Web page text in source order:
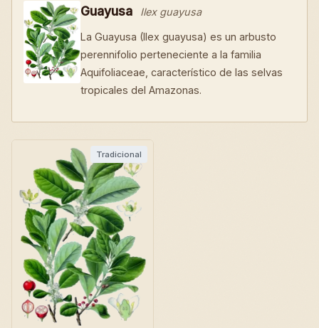
Guayusa Ilex guayusa
La Guayusa (Ilex guayusa) es un arbusto
perennifolio perteneciente a la familia
Aquifoliaceae, característico de las selvas
tropicales del Amazonas.
Tradicional